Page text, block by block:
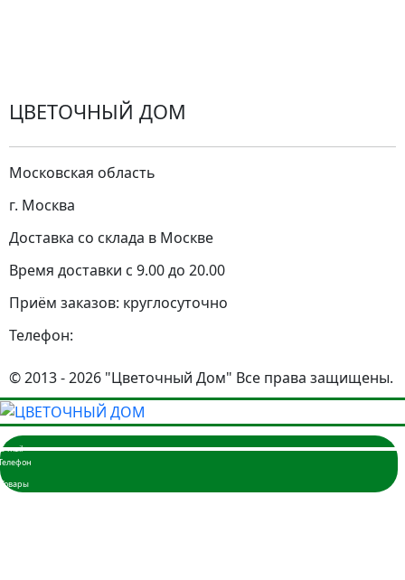
ЦВЕТОЧНЫЙ ДОМ
Московская область
г. Москва
Доставка со склада в Москве
Время доставки с 9.00 до 20.00
Приём заказов: круглосуточно
Телефон:
© 2013 - 2026 "Цветочный Дом" Все права защищены.
Главная